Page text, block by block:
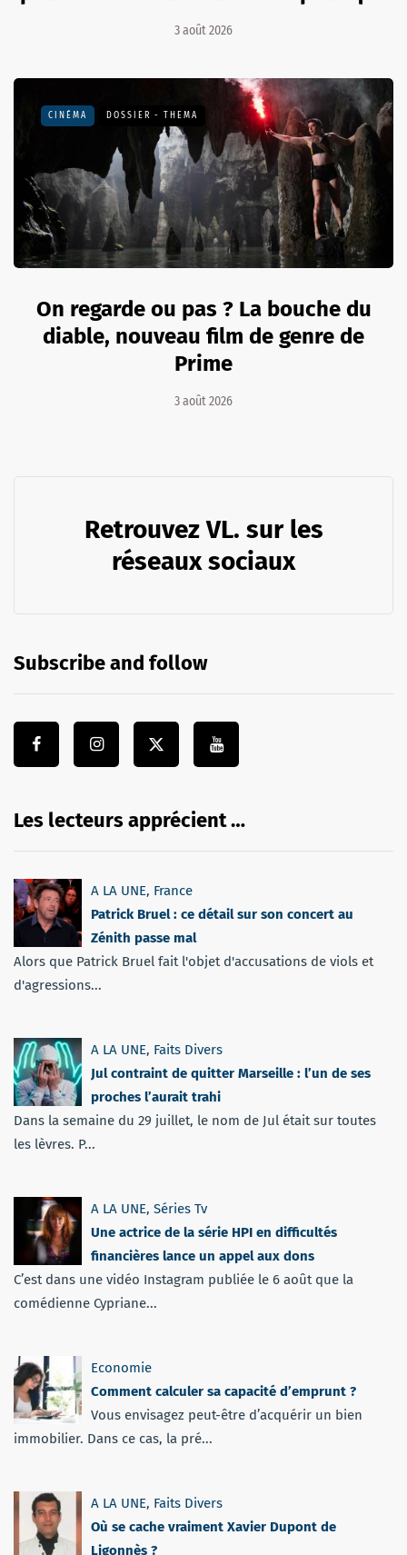
3 août 2026
CINÉMA DOSSIER - THEMA
On regarde ou pas ? La bouche du
diable, nouveau film de genre de
Prime
3 août 2026
Retrouvez VL. sur les
réseaux sociaux
Subscribe and follow
Les lecteurs apprécient …
A LA UNE, France
Patrick Bruel : ce détail sur son concert au
Zénith passe mal
Alors que Patrick Bruel fait l'objet d'accusations de viols et
d'agressions...
A LA UNE, Faits Divers
Jul contraint de quitter Marseille : l’un de ses
proches l’aurait trahi
Dans la semaine du 29 juillet, le nom de Jul était sur toutes
les lèvres. P...
A LA UNE, Séries Tv
Une actrice de la série HPI en difficultés
financières lance un appel aux dons
C’est dans une vidéo Instagram publiée le 6 août que la
comédienne Cypriane...
Economie
Comment calculer sa capacité d’emprunt ?
Vous envisagez peut-être d’acquérir un bien
immobilier. Dans ce cas, la pré...
A LA UNE, Faits Divers
Où se cache vraiment Xavier Dupont de
Ligonnès ?